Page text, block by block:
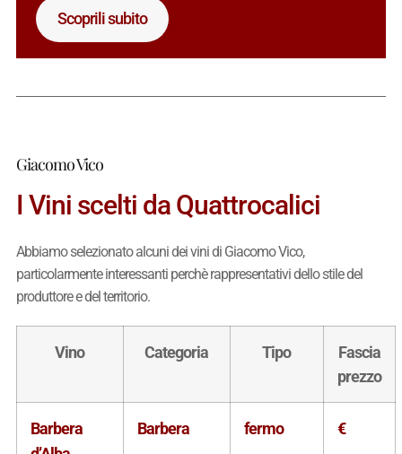
Scoprili subito
Giacomo Vico
I Vini scelti da Quattrocalici
Abbiamo selezionato alcuni dei vini di Giacomo Vico,
particolarmente interessanti perchè rappresentativi dello stile del
produttore e del territorio.
Vino Categoria Tipo
Fascia
prezzo
Barbera
Barbera fermo €